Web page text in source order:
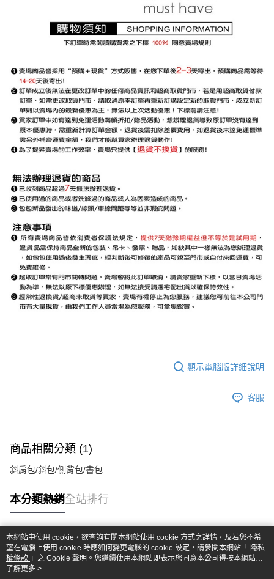
顯示電腦版詳細說明
客服
商品相關分類 (1)
斜肩包/斜包/側背包/書包
本分類熱銷全站排行
熱門標籤
本網站中使用 cookie，欲查詢有關本網站使用 cookie 方式之詳情，及若您不希
望在電腦上使用 cookie 時應如何變更電腦的 cookie 設定，請參閱本網站「 隱私
權條款 」之 Cookie 聲明。您繼續使用本網站即表示您同意本公司得按本網站使
用條款之 Cookie 聲明使用 cookie。
了解更多 >